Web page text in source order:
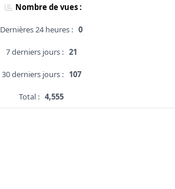
Nombre de vues :
Dernières 24 heures : 0
7 derniers jours : 21
30 derniers jours : 107
Total : 4,555